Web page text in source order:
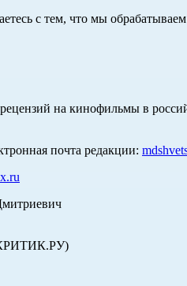
с тем, что мы
на кинофильмы в
почта редакции: